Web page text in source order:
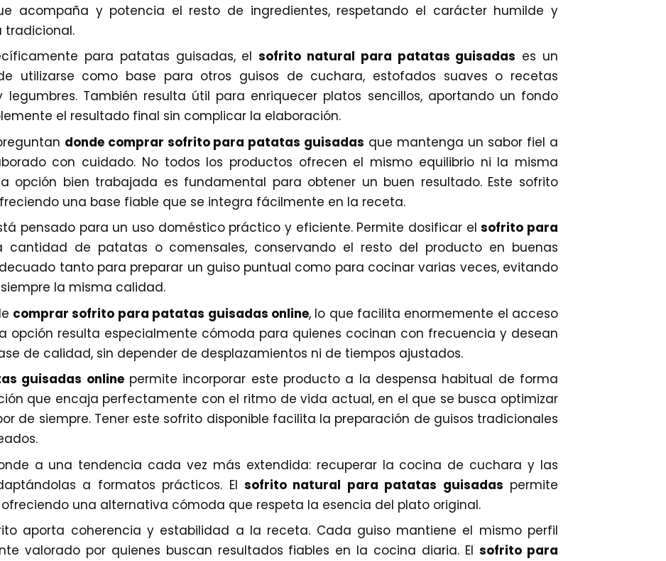
acompaña y potencia el resto de ingredientes, respetando el carácter humilde y
tradicional.
para patatas guisadas, elsofrito natural para patatas guisadas es un
utilizarse como base para otros guisos de cuchara, estofados suaves o recetas
También resulta útil para enriquecer platos sencillos, aportando un fondo
el resultado final sin complicar la elaboración.
donde comprar sofrito para patatas guisadas que mantenga un sabor fiel a
con cuidado. No todos los productos ofrecen el mismo equilibrio ni la misma
opción bien trabajada es fundamental para obtener un buen resultado. Este sofrito
una base fiable que se integra fácilmente en la receta.
pensado para un uso doméstico práctico y eficiente. Permite dosificar elsofrito para
cantidad de patatas o comensales, conservando el resto del producto en buenas
tanto para preparar un guiso puntual como para cocinar varias veces, evitando
la misma calidad.
comprar sofrito para patatas guisadas online, lo que facilita enormemente el acceso
opción resulta especialmente cómoda para quienes cocinan con frecuencia y desean
de calidad, sin depender de desplazamientos ni de tiempos ajustados.
guisadas onlinepermite incorporar este producto a la despensa habitual de forma
que encaja perfectamente con el ritmo de vida actual, en el que se busca optimizar
de siempre. Tener este sofrito disponible facilita la preparación de guisos tradicionales
a una tendencia cada vez más extendida: recuperar la cocina de cuchara y las
a formatos prácticos. El sofrito natural para patatas guisadas permite
una alternativa cómoda que respeta la esencia del plato original.
aporta coherencia y estabilidad a la receta. Cada guiso mantiene el mismo perfil
valorado por quienes buscan resultados fiables en la cocina diaria. Elsofrito para